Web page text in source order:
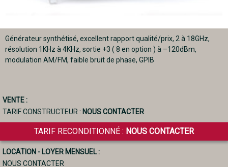
Générateur synthétisé, excellent rapport qualité/prix, 2 à 18GHz,
résolution 1KHz à 4KHz, sortie +3 ( 8 en option ) à –120dBm,
modulation AM/FM, faible bruit de phase, GPIB
VENTE :
TARIF CONSTRUCTEUR : NOUS CONTACTER
TARIF RECONDITIONNÉ : NOUS CONTACTER
LOCATION - LOYER MENSUEL :
NOUS CONTACTER